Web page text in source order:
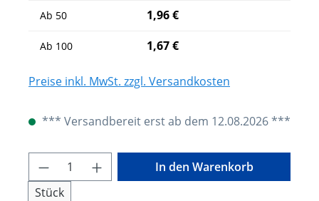
Ab 50 1,96 €
Ab 100 1,67 €
Preise inkl. MwSt. zzgl. Versandkosten
*** Versandbereit erst ab dem 12.08.2026 ***
Produkt Anzahl: Gib den
Stück
In den Warenkorb